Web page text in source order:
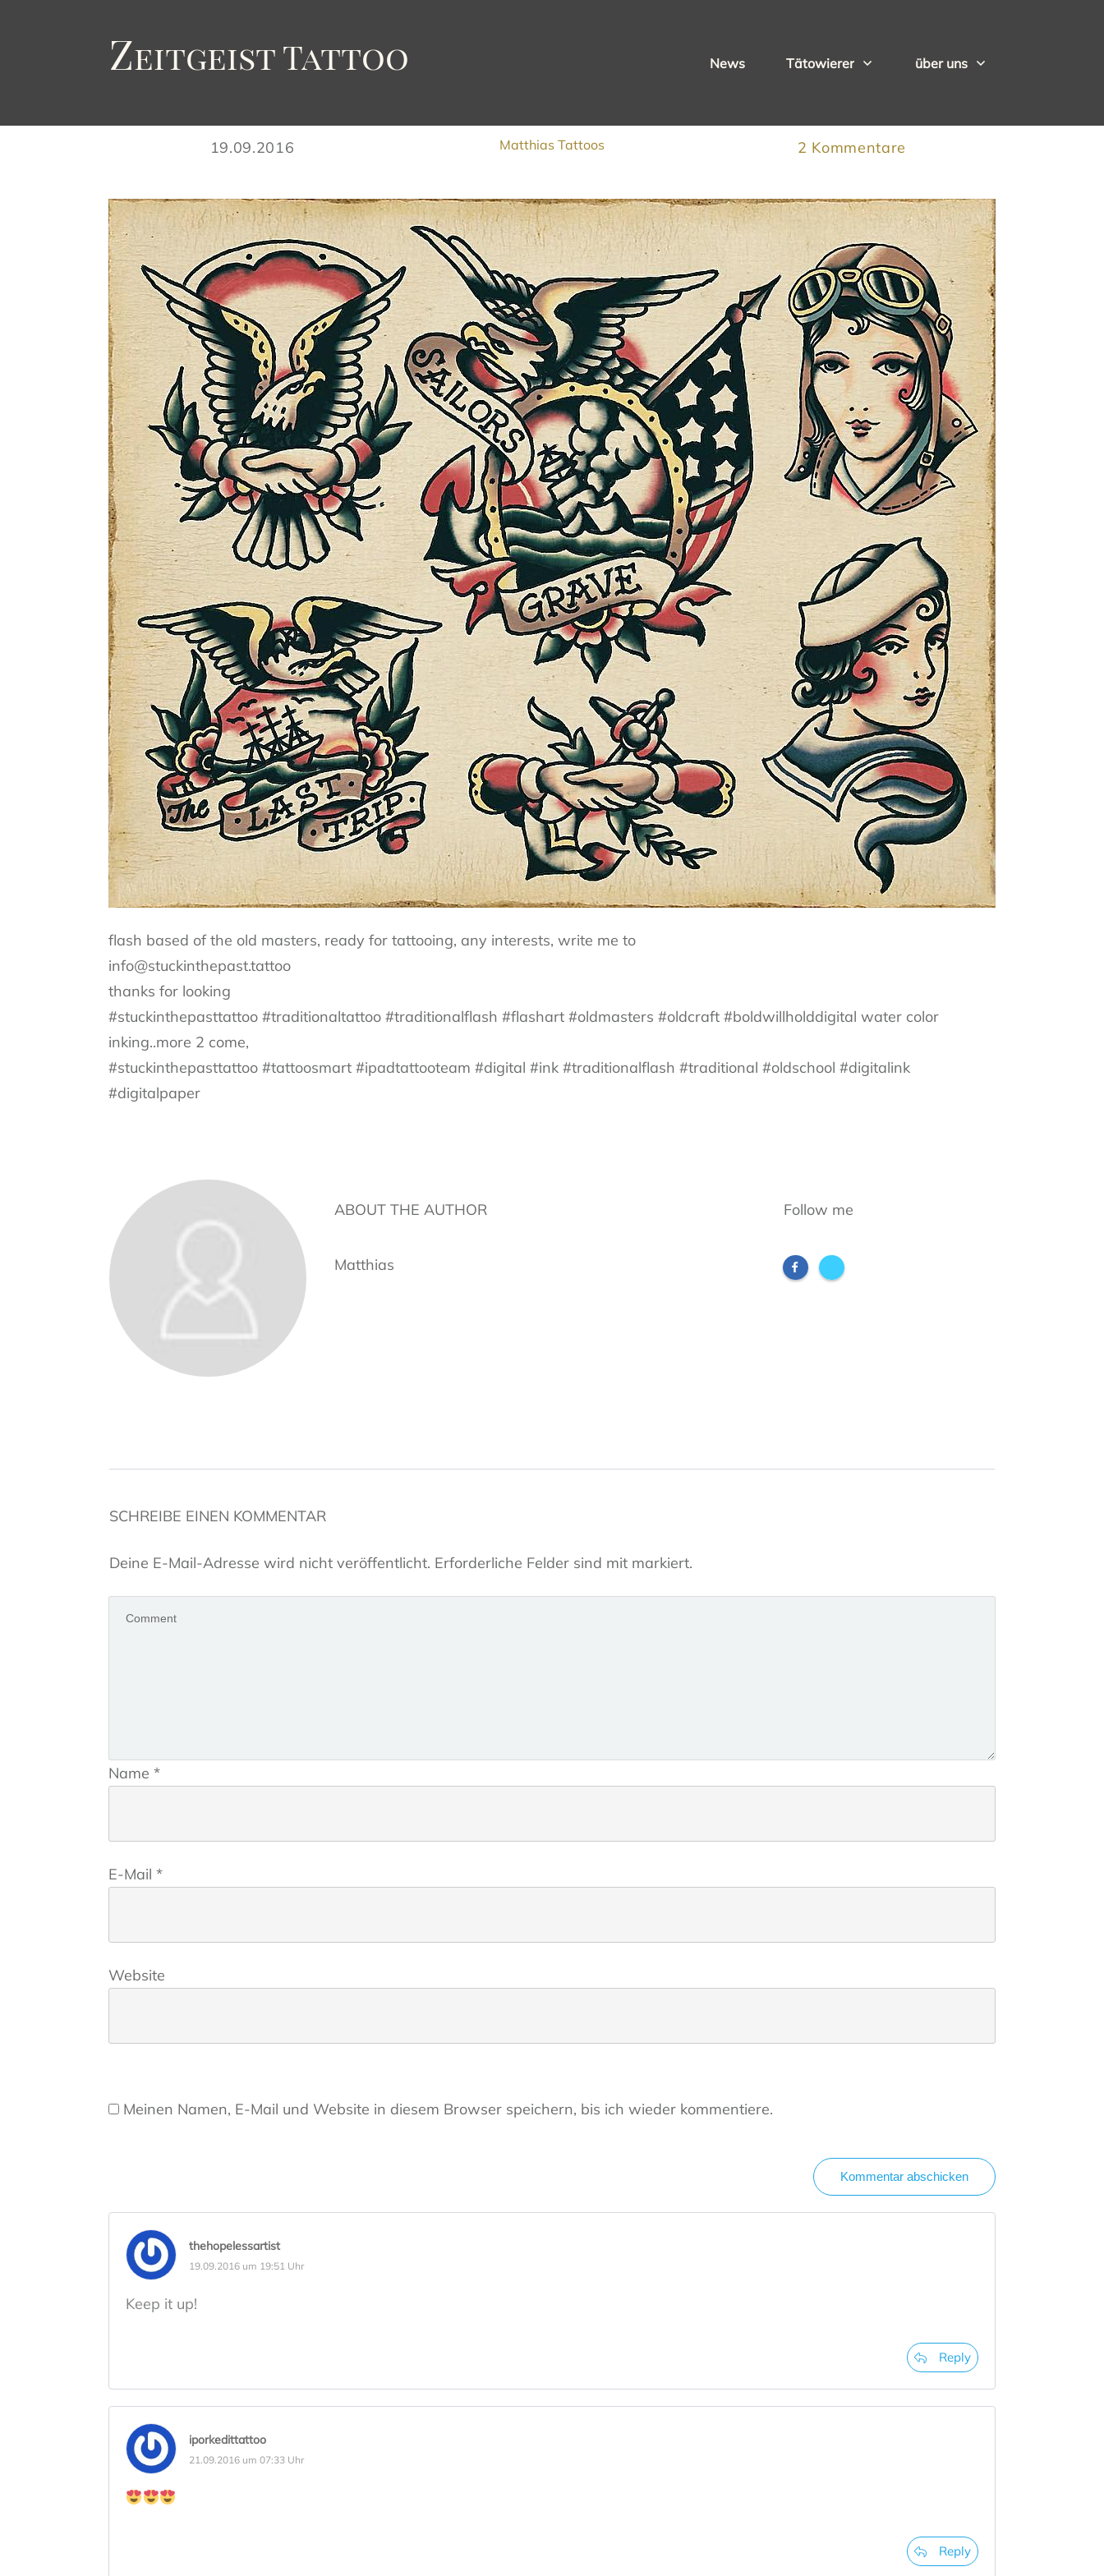
ZeitgeistTattoo News Tätowierer über uns
19.09.2016 Matthias Tattoos 2 Kommentare
flash based of the old masters, ready for tattooing, any interests, write me to
info@stuckinthepast.tattoo
thanks for looking
#stuckinthepasttattoo #traditionaltattoo #traditionalflash #flashart #oldmasters #oldcraft #boldwillholddigital water color
inking..more 2 come,
#stuckinthepasttattoo #tattoosmart #ipadtattooteam #digital #ink #traditionalflash #traditional #oldschool #digitalink
#digitalpaper
ABOUT THE AUTHOR
Matthias
Follow me
SCHREIBE EINEN KOMMENTAR
Deine E-Mail-Adresse wird nicht veröffentlicht. Erforderliche Felder sind mit markiert.
Name *
E-Mail *
Website
Meinen Namen, E-Mail und Website in diesem Browser speichern, bis ich wieder kommentiere.
Kommentar abschicken
thehopelessartist
19.09.2016 um 19:51 Uhr
Keep it up!
Reply
iporkedittattoo
21.09.2016 um 07:33 Uhr
Reply